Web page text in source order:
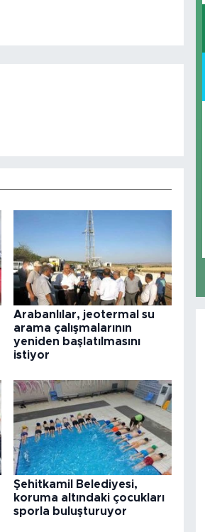
Arabanlılar, jeotermal su
arama çalışmalarının
yeniden başlatılmasını
istiyor
Şehitkamil Belediyesi,
koruma altındaki çocukları
sporla buluşturuyor